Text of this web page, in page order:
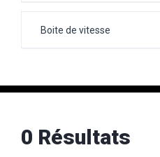
0 Résultats